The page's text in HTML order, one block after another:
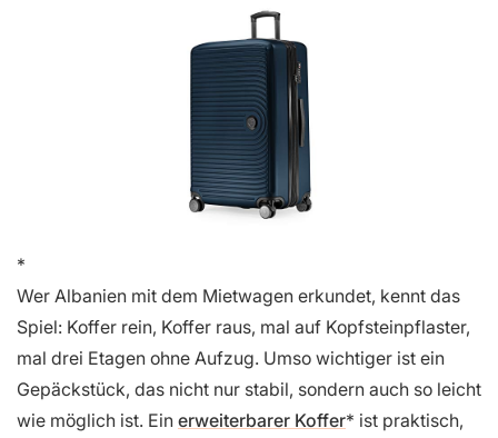
Wer Albanien mit dem Mietwagen erkundet, kennt das
Spiel: Koffer rein, Koffer raus, mal auf Kopfsteinpflaster,
mal drei Etagen ohne Aufzug. Umso wichtiger ist ein
Gepäckstück, das nicht nur stabil, sondern auch so leicht
wie möglich ist. Ein erweiterbarer Koffer
ist praktisch,